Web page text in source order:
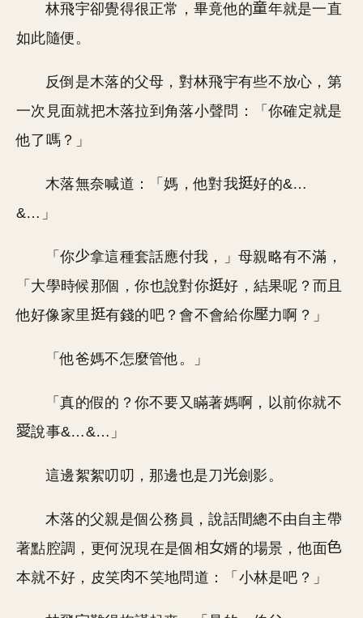
林飛宇卻覺得很正常，畢竟他的
年就是一直
如此隨便。
反倒是木落的父母，對林飛宇有些不放心，第
一次見面就把木落拉到角落小聲問：「你確定就是
他了嗎？」
木落無奈喊道：「媽，他對我
好的&…
&…」
「你
拿這種套話應付我，」母親略有不滿，
「大學時候那個，你也說對你
好，結果呢？而且
他好像家里
有錢的吧？會不會給你 力啊？」
「他爸媽不怎麼管他。」
「真的假的？你不要又瞞著媽啊，以前你就不
說事&…&…」
這邊絮絮叨叨，那邊也是刀 劍影。
木落的父親是個公務員，說話間總不由自主帶
著點腔調，更何況現在是個相
婿的場景，他面
本就不好，皮笑
不笑地問道：「小林是吧？」